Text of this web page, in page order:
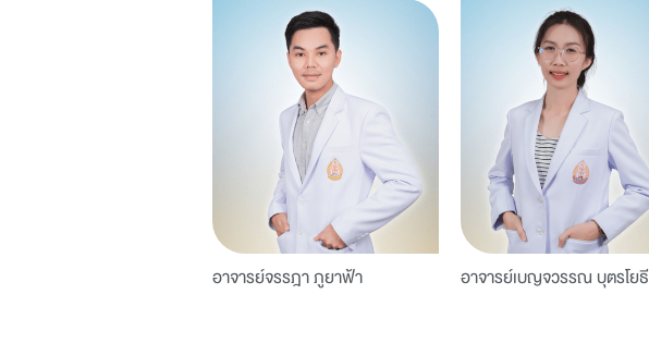
อาจารย์จรรฎา ภูยาฟ้า อาจารย์เบญจวรรณ บุตรโยธี